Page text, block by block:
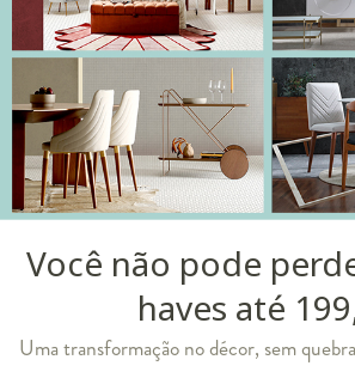
Você não pode
haves até
Uma transformação no décor, sem